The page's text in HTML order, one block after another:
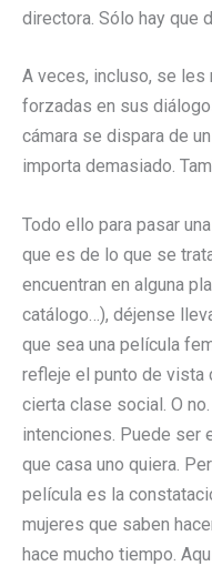
directora. Sólo hay que
A veces, incluso, se les
forzadas en sus
cámara se dispara de
importa demasiado.
Todo ello para pasar
que es de lo que se
encuentran en alguna
catálogo…), déjense
que sea una película
refleje el punto de vista
cierta clase social. O
intenciones. Puede ser
que casa uno quiera.
película es la
mujeres que saben
hace mucho tiempo.